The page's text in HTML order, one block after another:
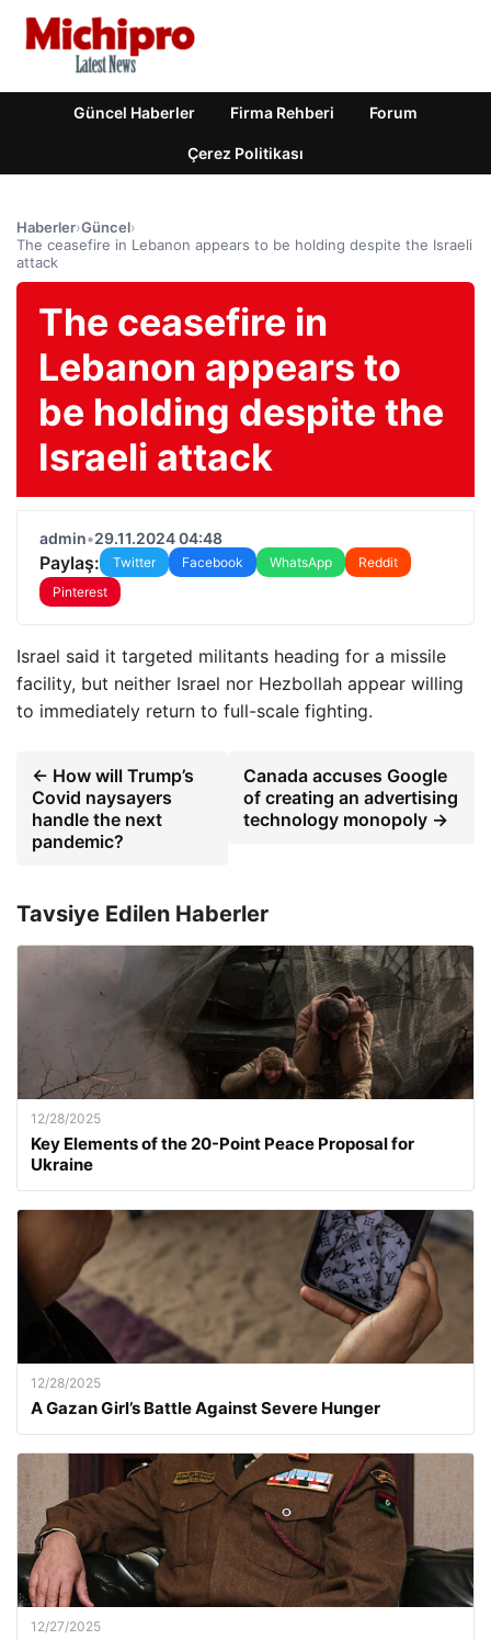
Güncel Haberler Firma Rehberi Forum
Çerez Politikası
Haberler›Güncel›
The ceasefire in Lebanon appears to be holding despite the Israeli
attack
The ceasefire in
Lebanon appears to
be holding despite the
Israeli attack
admin•29.11.2024 04:48
Paylaş: Twitter Facebook WhatsApp
Reddit
Pinterest
Israel said it targeted militants heading for a missile
facility, but neither Israel nor Hezbollah appear willing
to immediately return to full-scale fighting.
← How will Trump’s
Covid naysayers
handle the next
pandemic?
Canada accuses Google
of creating an advertising
technology monopoly →
Tavsiye Edilen Haberler
12/28/2025
Key Elements of the 20-Point Peace Proposal for
Ukraine
12/28/2025
A Gazan Girl’s Battle Against Severe Hunger
12/27/2025